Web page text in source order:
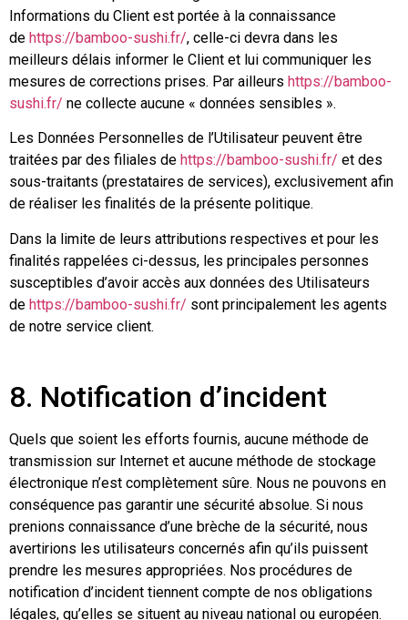
Informations du Client est portée à la connaissance
de https://bamboo-sushi.fr/, celle-ci devra dans les
meilleurs délais informer le Client et lui communiquer les
mesures de corrections prises. Par ailleurs https://bamboo-
sushi.fr/ ne collecte aucune « données sensibles ».
Les Données Personnelles de l’Utilisateur peuvent être
traitées par des filiales de https://bamboo-sushi.fr/ et des
sous-traitants (prestataires de services), exclusivement afin
de réaliser les finalités de la présente politique.
Dans la limite de leurs attributions respectives et pour les
finalités rappelées ci-dessus, les principales personnes
susceptibles d’avoir accès aux données des Utilisateurs
de https://bamboo-sushi.fr/ sont principalement les agents
de notre service client.
8. Notification d’incident
Quels que soient les efforts fournis, aucune méthode de
transmission sur Internet et aucune méthode de stockage
électronique n’est complètement sûre. Nous ne pouvons en
conséquence pas garantir une sécurité absolue. Si nous
prenions connaissance d’une brèche de la sécurité, nous
avertirions les utilisateurs concernés afin qu’ils puissent
prendre les mesures appropriées. Nos procédures de
notification d’incident tiennent compte de nos obligations
légales, qu’elles se situent au niveau national ou européen.